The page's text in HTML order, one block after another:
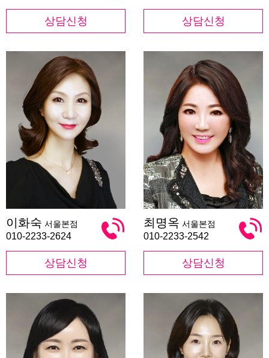
상담신청 상담신청
화
숙
이화숙 서울본점
010-2233-2624
상담신청
명
옥
최명옥 서울본점
010-2233-2542
상담신청